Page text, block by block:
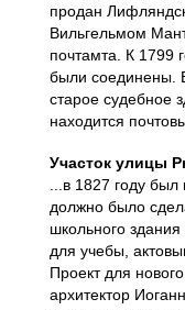
продан
Вильгельмом
почтамта. К 1799
были соединены.
старое судебное
находится
Участок улицы
...в 1827 году
должно было
школьного
для учебы,
Проект для
архитектор